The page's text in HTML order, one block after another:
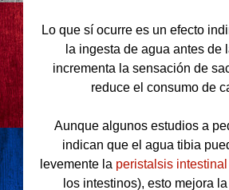
Lo que sí ocurre es un efecto
la ingesta de agua antes de
incrementa la sensación de
reduce el consumo de
Aunque algunos estudios a
indican que el agua tibia
levemente la peristalsis intestinal
los intestinos), esto mejora